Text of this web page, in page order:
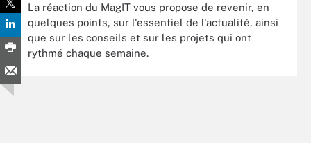
La réaction du MagIT vous propose de revenir, en
quelques points, sur l'essentiel de l'actualité, ainsi
que sur les conseils et sur les projets qui ont
rythmé chaque semaine.